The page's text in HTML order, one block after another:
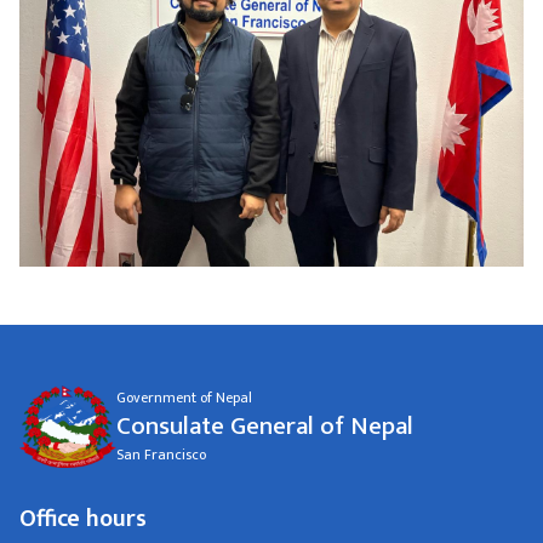
Government of Nepal
Consulate General of Nepal
San Francisco
Office hours